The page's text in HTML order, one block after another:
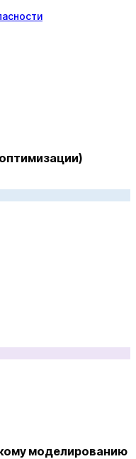
моделированию